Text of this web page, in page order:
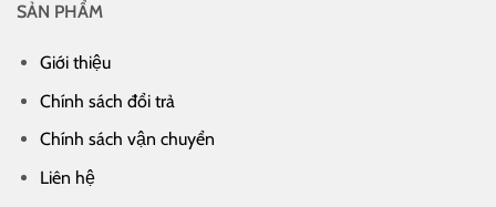
SẢN PHẨM
Giới thiệu
Chính sách đổi trả
Chính sách vận chuyển
Liên hệ